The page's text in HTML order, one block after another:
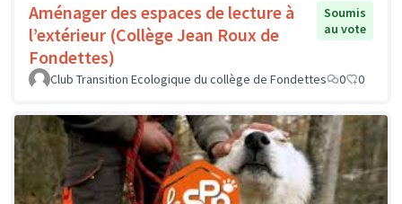
Aménager des espaces de lecture à
l’extérieur (Collège Jean Roux de
Fondettes)
Soumis
au vote
Club Transition Ecologique du collège de Fondettes 0 0